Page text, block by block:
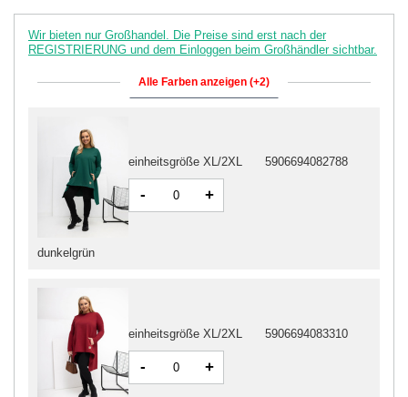
Wir bieten nur Großhandel. Die Preise sind erst nach der
REGISTRIERUNG und dem Einloggen beim Großhändler sichtbar.
Alle Farben anzeigen (+2)
einheitsgröße XL/2XL 5906694083310
- +
dunkelgrün
einheitsgröße XL/2XL 5906694082788
- +